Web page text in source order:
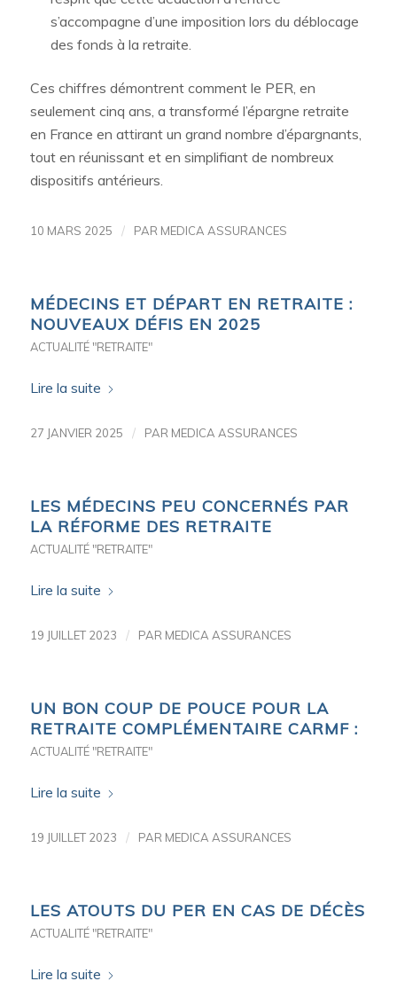
s’accompagne d’une imposition lors du déblocage
des fonds à la retraite.
Ces chiffres démontrent comment le PER, en
seulement cinq ans, a transformé l’épargne retraite
en France en attirant un grand nombre d’épargnants,
tout en réunissant et en simplifiant de nombreux
dispositifs antérieurs.
10 MARS 2025 / PAR MEDICA ASSURANCES
MÉDECINS ET DÉPART EN RETRAITE :
NOUVEAUX DÉFIS EN 2025
ACTUALITÉ "RETRAITE"
Lire la suite
27 JANVIER 2025 / PAR MEDICA ASSURANCES
LES MÉDECINS PEU CONCERNÉS PAR
LA RÉFORME DES RETRAITE
ACTUALITÉ "RETRAITE"
Lire la suite
19 JUILLET 2023 / PAR MEDICA ASSURANCES
UN BON COUP DE POUCE POUR LA
RETRAITE COMPLÉMENTAIRE CARMF :
ACTUALITÉ "RETRAITE"
Lire la suite
19 JUILLET 2023 / PAR MEDICA ASSURANCES
LES ATOUTS DU PER EN CAS DE DÉCÈS
ACTUALITÉ "RETRAITE"
Lire la suite